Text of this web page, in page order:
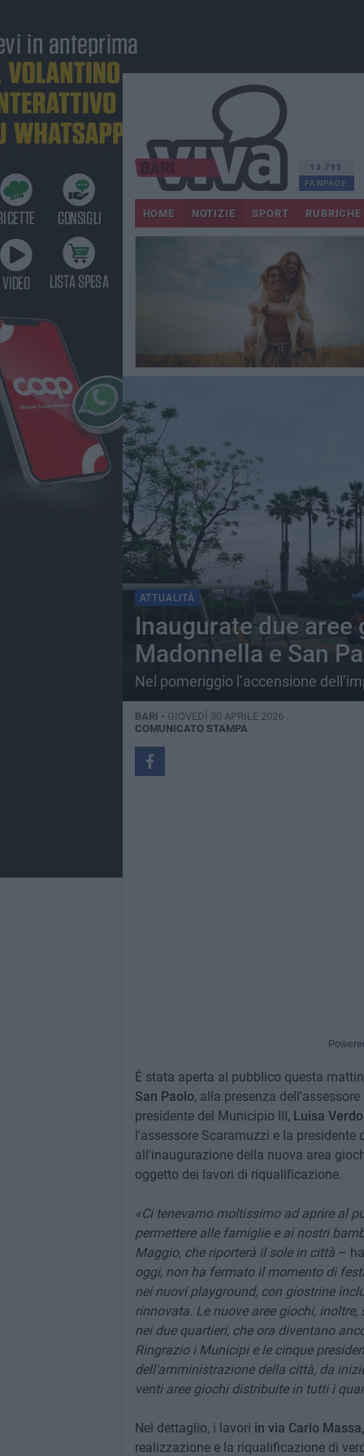
13.795
FANPAGE
HOME NOTIZIE SPORT RUBRICHE
ATTUALITÀ
Inaugurate due
Madonnella e San
Nel pomeriggio l’accensione
BARI - GIOVEDÌ 30 APRILE 2026
COMUNICATO STAMPA
È stata aperta al pubblico questa
San Paolo, alla presenza
presidente del Municipio III, Luisa
l'assessore Scaramuzzi e la presidente
all'inaugurazione della nuova area
oggetto dei lavori di riqualificazione.
«Ci tenevamo moltissimo ad aprire al
permettere alle famiglie e ai nostri
Maggio, che riporterà il sole in città –
oggi, non ha fermato il momento di
nei nuovi playground, con giostrine
rinnovata. Le nuove aree giochi,
nei due quartieri, che ora diventano
Ringrazio i Municipi e le cinque
dell'amministrazione della città, da
venti aree giochi distribuite in tutti i
Nel dettaglio, i lavori in via Carlo Massa,
realizzazione e la riqualificazione di